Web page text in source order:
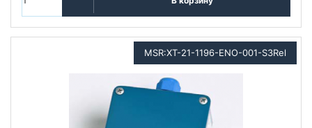
MSR:XT-21-1196-ENO-001-S3Rel